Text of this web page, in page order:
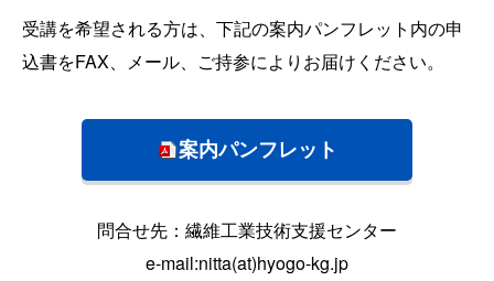
受講を希望される方は、下記の案内パンフレット内の申
込書をFAX、メール、ご持参によりお届けください。
案内パンフレット
問合せ先：繊維工業技術支援センター
e-mail:nitta(at)hyogo-kg.jp